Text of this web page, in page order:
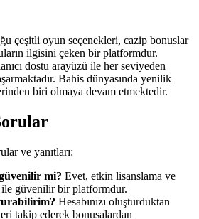
çeşitli oyun seçenekleri, cazip bonuslar
ilgisini çeken bir platformdur.
dostu arayüzü ile her seviyeden
Bahis dünyasında yenilik
biri olmaya devam etmektedir.
ve yanıtları:
mi? Evet, etkin lisanslama ve
güvenilir bir platformdur.
Hesabınızı oluşturduktan
takip ederek bonusalardan